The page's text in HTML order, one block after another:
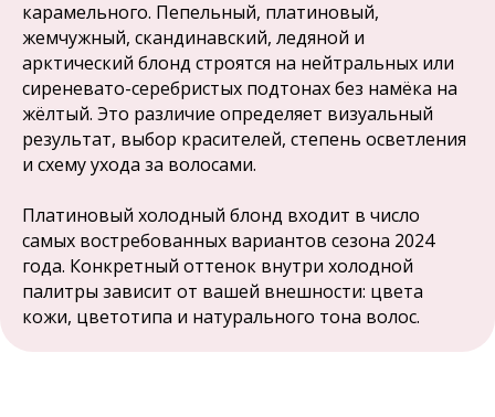
карамельного. Пепельный, платиновый,
жемчужный, скандинавский, ледяной и
арктический блонд строятся на нейтральных или
сиреневато-серебристых подтонах без намёка на
жёлтый. Это различие определяет визуальный
результат, выбор красителей, степень осветления
и схему ухода за волосами.
Платиновый холодный блонд входит в число
самых востребованных вариантов сезона 2024
года. Конкретный оттенок внутри холодной
палитры зависит от вашей внешности: цвета
кожи, цветотипа и натурального тона волос.